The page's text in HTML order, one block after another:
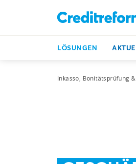
LÖSUNGEN
Inkasso, Bonitätsprüfung